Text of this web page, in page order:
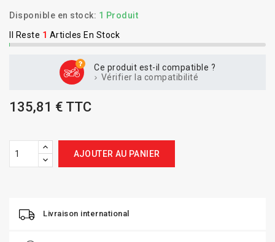
Disponible en stock: 1 Produit
Il Reste 1 Articles En Stock
Ce produit est-il compatible ?
Vérifier la compatibilité
135,81 € TTC
AJOUTER AU PANIER
Livraison international